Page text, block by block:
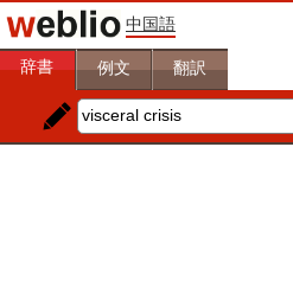
中国語
辞書 例文 翻訳